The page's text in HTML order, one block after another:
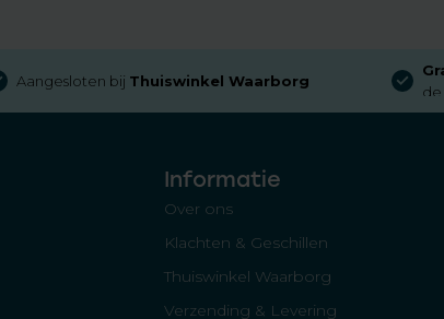
Aangesloten bij Thuiswinkel Waarborg
de
Informatie
Over ons
Klachten & Geschillen
Thuiswinkel Waarborg
Verzending & Levering